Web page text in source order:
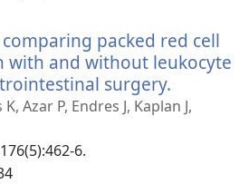
視
窗）
packed red cell
with and without leukocyte
surgery.
啟
Azar P, Endres J, Kaplan J,
6.